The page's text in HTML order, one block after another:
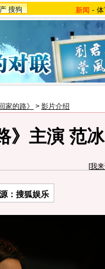
搜狗 新闻 -
家的路》 > 影片介绍
》主演 范
[我
：搜狐娱乐